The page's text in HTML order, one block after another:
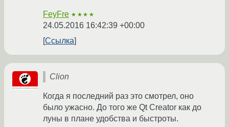
FeyFre ★★★★
24.05.2016 16:42:39 +00:00
Ссылка
Clion
Когда я последний раз это смотрел, оно
было ужасно. До того же Qt Creator как до
луны в плане удобства и быстроты.